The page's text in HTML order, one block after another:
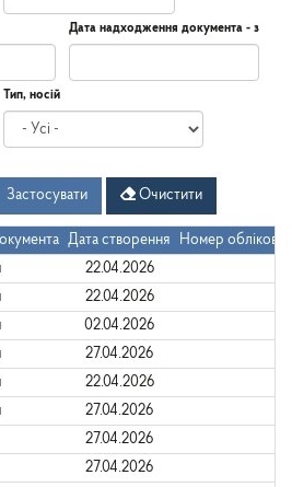
Дата надходження документа - з
надходження
-
Тип, носій
Застосувати Очистити
Дата створення
Номер облікової
22.04.2026
22.04.2026
02.04.2026
27.04.2026
22.04.2026
27.04.2026
27.04.2026
27.04.2026